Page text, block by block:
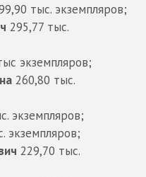
тыс. экземпляров;
295,77 тыс.
экземпляров;
260,80 тыс.
экземпляров;
экземпляров;
229,70 тыс.